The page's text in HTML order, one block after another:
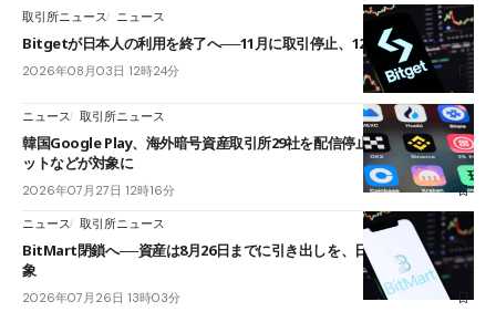
取引所ニュース ニュース
Bitgetが日本人の利用を終了へ──11月に取引停止、12月末に強制決済
2026年08月03日 12時24分
ニュース 取引所ニュース
韓国Google Play、海外暗号資産取引所29社を配信停止──OKXやバイビ
ットなどが対象に
2026年07月27日 12時16分
ニュース 取引所ニュース
BitMart閉鎖へ──資産は8月26日までに引き出しを、日本人利用者も対
象
2026年07月26日 13時03分